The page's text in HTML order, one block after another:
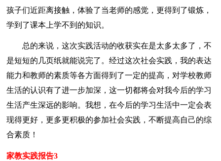
孩子们近距离接触，体验了当老师的感觉，更得到了锻炼，
学到了课本上学不到的知识。
总的来说，这次实践活动的收获实在是太多太多了，不
是短短的几页纸就能说完了。经过这次社会实践，我的表达
能力和教师的素质等各方面得到了一定的提高，对学校教师
生活的认识有了进一步加深，这一切都将会对我今后的学习
生活产生深远的影响。我想，在今后的学习生活中一定会表
现得更好，更多更积极的参加社会实践，不断提高自己的综
合素质！
家教实践报告3